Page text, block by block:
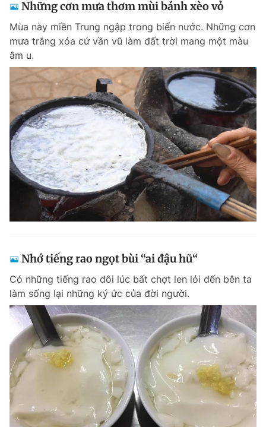
Những cơn mưa thơm mùi bánh xèo vỏ
Mùa này miền Trung ngập trong biển nước. Những cơn
mưa trắng xóa cứ vần vũ làm đất trời mang một màu
âm u.
Nhớ tiếng rao ngọt bùi “ai đậu hũ“
Có những tiếng rao đôi lúc bất chợt len lỏi đến bên ta
làm sống lại những ký ức của đời người.